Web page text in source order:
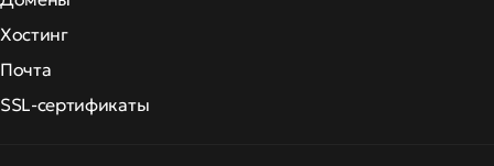
Хостинг
Почта
SSL-сертификаты